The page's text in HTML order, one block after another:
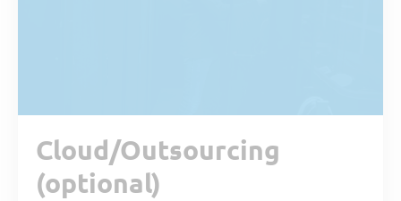
Cloud/Outsourcing
(optional)